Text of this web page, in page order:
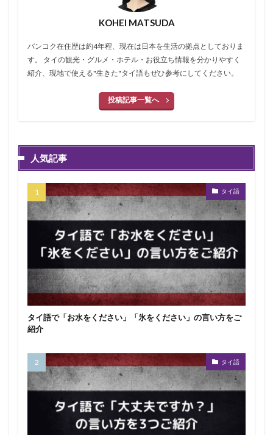
KOHEI MATSUDA
バンコク在住歴は約4年程、現在は日本を生活の拠点としておりま
す。 タイの観光・グルメ・ホテル・お役立ち情報を分かりやすく
紹介、現地で使える"生きた"タイ語もぜひ参考にしてください。
投稿記事一覧へ
人気記事
タイ語
タイ語で「お水をください」「氷をください」の言い方をご
紹介
タイ語